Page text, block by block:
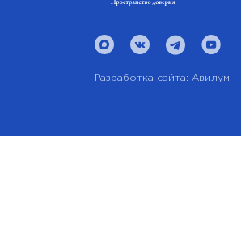
Разработка сайта: Авилум